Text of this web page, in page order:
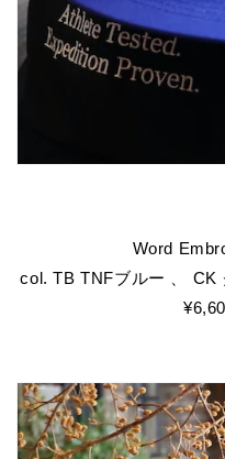
Word
col. TB TNFブルー 、 CK